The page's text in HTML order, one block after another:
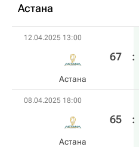
Астана
12.04.2025 13:00
Астана
67 :
08.04.2025 18:00
Астана
65 :